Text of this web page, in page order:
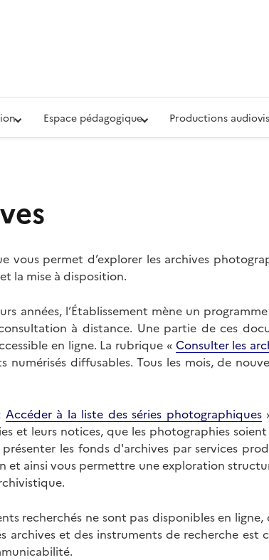
audiovisuelle de la Défense (ECPAD)
Espace pédagogique Productions
vous permet d’explorer les archives
la mise à disposition.
années, l’Établissement mène un
à distance. Une partie de ces
en ligne. La rubrique « Consulter les
numérisés diffusables. Tous les mois, de
Accéder à la liste des séries photographiques
et leurs notices, que les photographies
les fonds d'archives par services
et ainsi vous permettre une exploration
recherchés ne sont pas disponibles en
archives et des instruments de recherche est